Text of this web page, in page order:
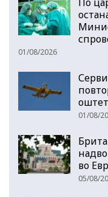
01/08/2026
01/08/
во
05/08/